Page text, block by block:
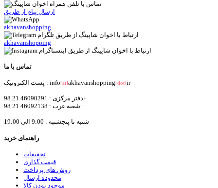
ارسال پیام از طریق
akhavanshopping
akhavanshopping
تماس با ما
پست الکترونیک : info[at]akhavanshopping[dot]ir
دفتر مرکزی : 46090291 21 98+
شعبه غرب : 46092138 21 98+
شنبه تا پنجشنبه : 9:00 الی 19:00
راهنمای خرید
تخفیفات
قیمت گذاری
روش های پرداخت
محدوده ارسال
موجود بودن کالا